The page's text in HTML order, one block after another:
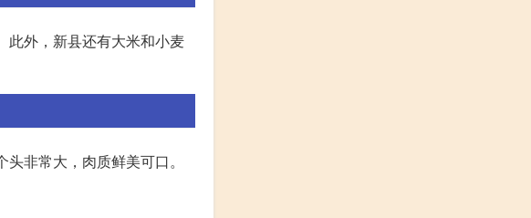
此外，新县还有大米和小麦
非常大，肉质鲜美可口。